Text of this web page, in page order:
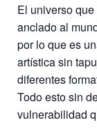
El universo
anclado al
por lo que es
artística sin
diferentes
Todo esto sin
vulnerabilidad